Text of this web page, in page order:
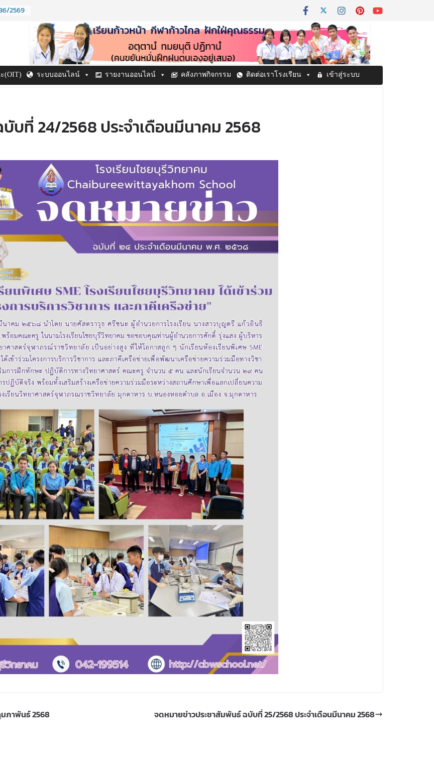
2569
2569
2569
(OIT) ระบบออนไลน์ รายงานออนไลน์ คลังภาพกิจกรรม ติดต่อเราโรงเรียน เข้าสู่ระบบ
บที่ 24/2568 ประจำเดือนมีนาคม 2568
ภาพันธ์ 2568 จดหมายข่าวประชาสัมพันธ์ ฉบับที่ 25/2568 ประจำเดือนมีนาคม 2568